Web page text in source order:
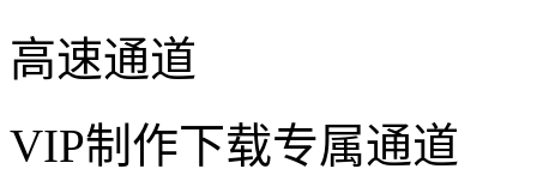
高速通道
VIP制作下载专属通道